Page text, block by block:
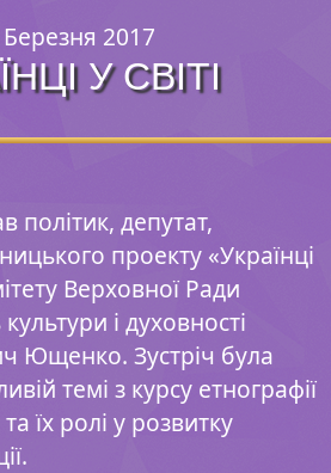
2017
У СВІТІ
політик, депутат,
проекту «Українці
Верховної Ради
і духовності
Ющенко. Зустріч була
темі з курсу етнографії
та їх ролі у розвитку